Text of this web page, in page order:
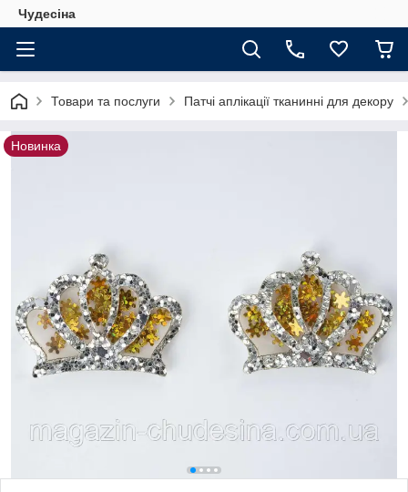
Чудесіна
Товари та послуги Патчі аплікації тканинні для декору
Новинка